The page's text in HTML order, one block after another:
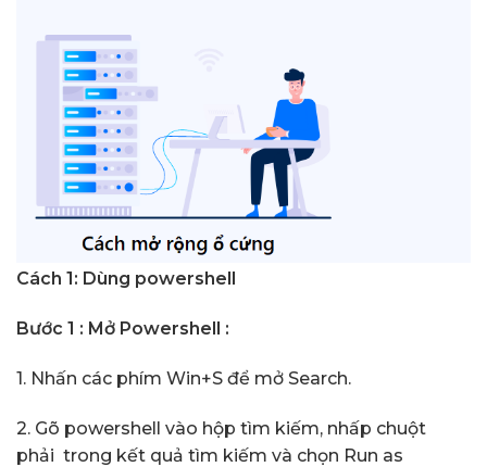
Cách 1: Dùng powershell
Bước 1 : Mở Powershell :
1. Nhấn các phím Win+S để mở Search.
2. Gõ powershell vào hộp tìm kiếm, nhấp chuột
phải trong kết quả tìm kiếm và chọn Run as